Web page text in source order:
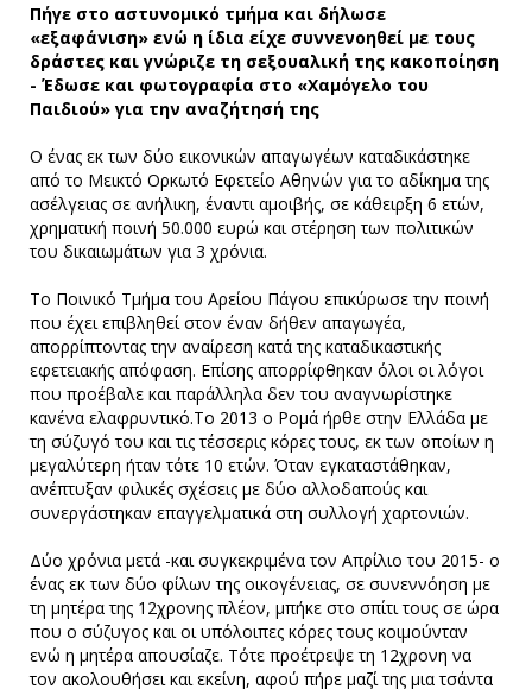
Πήγε στο αστυνομικό τμήμα και δήλωσε
«εξαφάνιση» ενώ η ίδια είχε συννενοηθεί με τους
δράστες και γνώριζε τη σεξουαλική της κακοποίηση
- Έδωσε και φωτογραφία στο «Χαμόγελο του
Παιδιού» για την αναζήτησή της
Ο ένας εκ των δύο εικονικών απαγωγέων καταδικάστηκε
από το Μεικτό Ορκωτό Εφετείο Αθηνών για το αδίκημα της
ασέλγειας σε ανήλικη, έναντι αμοιβής, σε κάθειρξη 6 ετών,
χρηματική ποινή 50.000 ευρώ και στέρηση των πολιτικών
του δικαιωμάτων για 3 χρόνια.
Το Ποινικό Τμήμα του Αρείου Πάγου επικύρωσε την ποινή
που έχει επιβληθεί στον έναν δήθεν απαγωγέα,
απορρίπτοντας την αναίρεση κατά της καταδικαστικής
εφετειακής απόφαση. Επίσης απορρίφθηκαν όλοι οι λόγοι
που προέβαλε και παράλληλα δεν του αναγνωρίστηκε
κανένα ελαφρυντικό.Το 2013 ο Ρομά ήρθε στην Ελλάδα με
τη σύζυγό του και τις τέσσερις κόρες τους, εκ των οποίων η
μεγαλύτερη ήταν τότε 10 ετών. Όταν εγκαταστάθηκαν,
ανέπτυξαν φιλικές σχέσεις με δύο αλλοδαπούς και
συνεργάστηκαν επαγγελματικά στη συλλογή χαρτονιών.
Δύο χρόνια μετά -και συγκεκριμένα τον Απρίλιο του 2015- ο
ένας εκ των δύο φίλων της οικογένειας, σε συνεννόηση με
τη μητέρα της 12χρονης πλέον, μπήκε στο σπίτι τους σε ώρα
που ο σύζυγος και οι υπόλοιπες κόρες τους κοιμούνταν
ενώ η μητέρα απουσίαζε. Τότε προέτρεψε τη 12χρονη να
τον ακολουθήσει και εκείνη, αφού πήρε μαζί της μια τσάντα